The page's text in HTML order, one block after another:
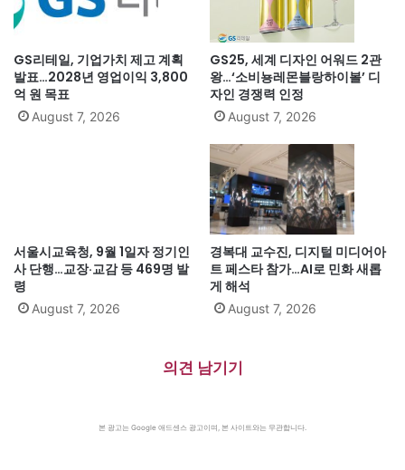
GS리테일, 기업가치 제고 계획
발표…2028년 영업이익 3,800
억 원 목표
August 7, 2026
GS25, 세계 디자인 어워드 2관
왕…‘소비뇽레몬블랑하이볼’ 디
자인 경쟁력 인정
August 7, 2026
서울시교육청, 9월 1일자 정기인
사 단행…교장·교감 등 469명 발
령
August 7, 2026
경복대 교수진, 디지털 미디어아
트 페스타 참가…AI로 민화 새롭
게 해석
August 7, 2026
의견 남기기
본 광고는 Google 애드센스 광고이며, 본 사이트와는 무관합니다.